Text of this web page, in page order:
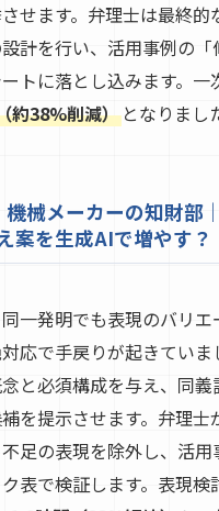
せます。弁理士は最終的
計を行い、活用事例の
トに落とし込みます。一
約38%削減）となりまし
械メーカーの知財部
案を生成AIで増やす？
一発明でも表現のバリ
応で手戻りが起きていま
と必須構成を与え、同
を提示させます。弁理士
足の表現を除外し、活
表で検証します。表現検